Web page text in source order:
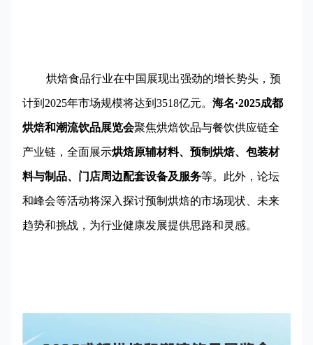
烘焙食品行业在中国展现出强劲的增长势头，预
计到2025年市场规模将达到3518亿元。海名·2025成都
烘焙和潮流饮品展览会聚焦烘焙饮品与餐饮供应链全
产业链，全面展示烘焙原辅材料、预制烘焙、包装材
料与制品、门店周边配套设备及服务等。此外，论坛
和峰会等活动将深入探讨预制烘焙的市场现状、未来
趋势和挑战，为行业健康发展提供思路和灵感。